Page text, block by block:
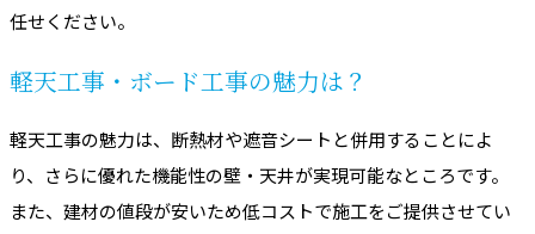
任せください。
軽天工事・ボード工事の魅力は？
軽天工事の魅力は、断熱材や遮音シートと併用することによ
り、さらに優れた機能性の壁・天井が実現可能なところです。
また、建材の値段が安いため低コストで施工をご提供させてい